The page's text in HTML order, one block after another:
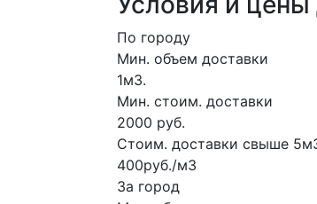
По городу
Мин. объем доставки
1м3.
Мин. стоим. доставки
2000 руб.
Стоим. доставки свыше
400руб./м3
За город